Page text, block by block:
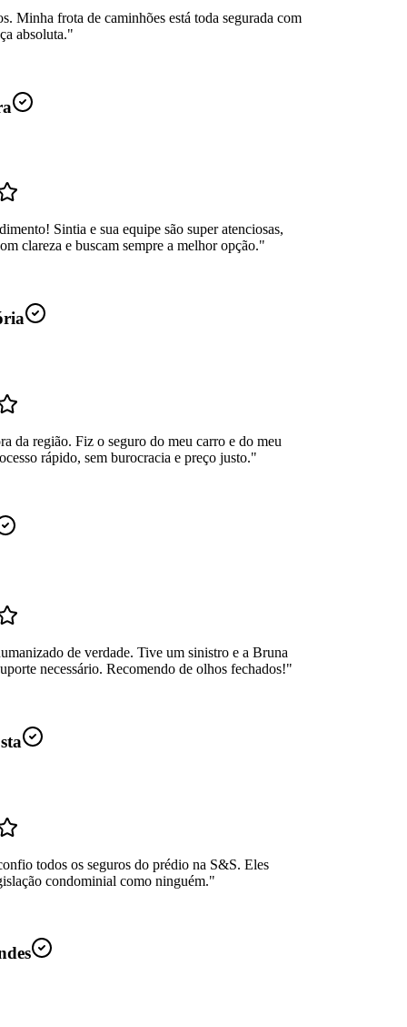
Minha frota de caminhões está toda segurada com
absoluta."
Sintia e sua equipe são super atenciosas,
clareza e buscam sempre a melhor opção."
da região. Fiz o seguro do meu carro e do meu
rápido, sem burocracia e preço justo."
de verdade. Tive um sinistro e a Bruna
necessário. Recomendo de olhos fechados!"
todos os seguros do prédio na S&S. Eles
condominial como ninguém."